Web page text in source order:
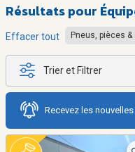
Résultats pour
Effacer tout Pneus, pièces
Trier et Filtrer
Recevez les